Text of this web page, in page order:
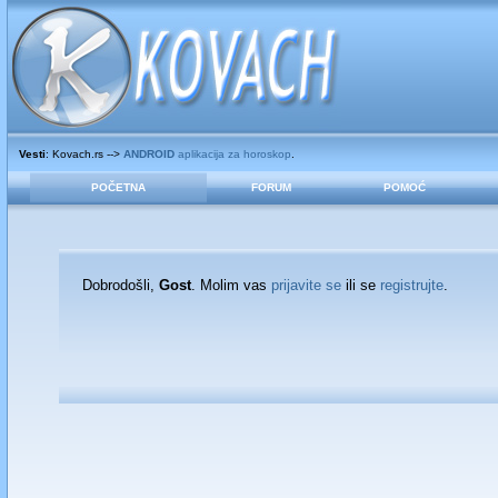
Vesti: Kovach.rs --> ANDROIDaplikacija za horoskop
POČETNA FORUM POMOĆ
Dobrodošli,Gost. Molim vas prijavite se ili se registrujte.